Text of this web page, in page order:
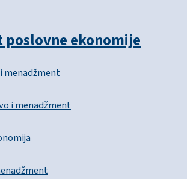
poslovne ekonomije
menadžment
i menadžment